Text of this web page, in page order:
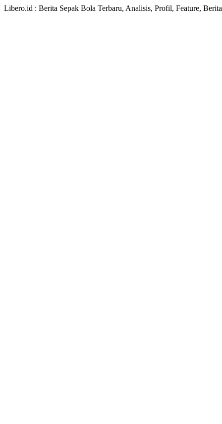
Libero.id : Berita Sepak Bola Terbaru, Analisis, Profil, Feature,